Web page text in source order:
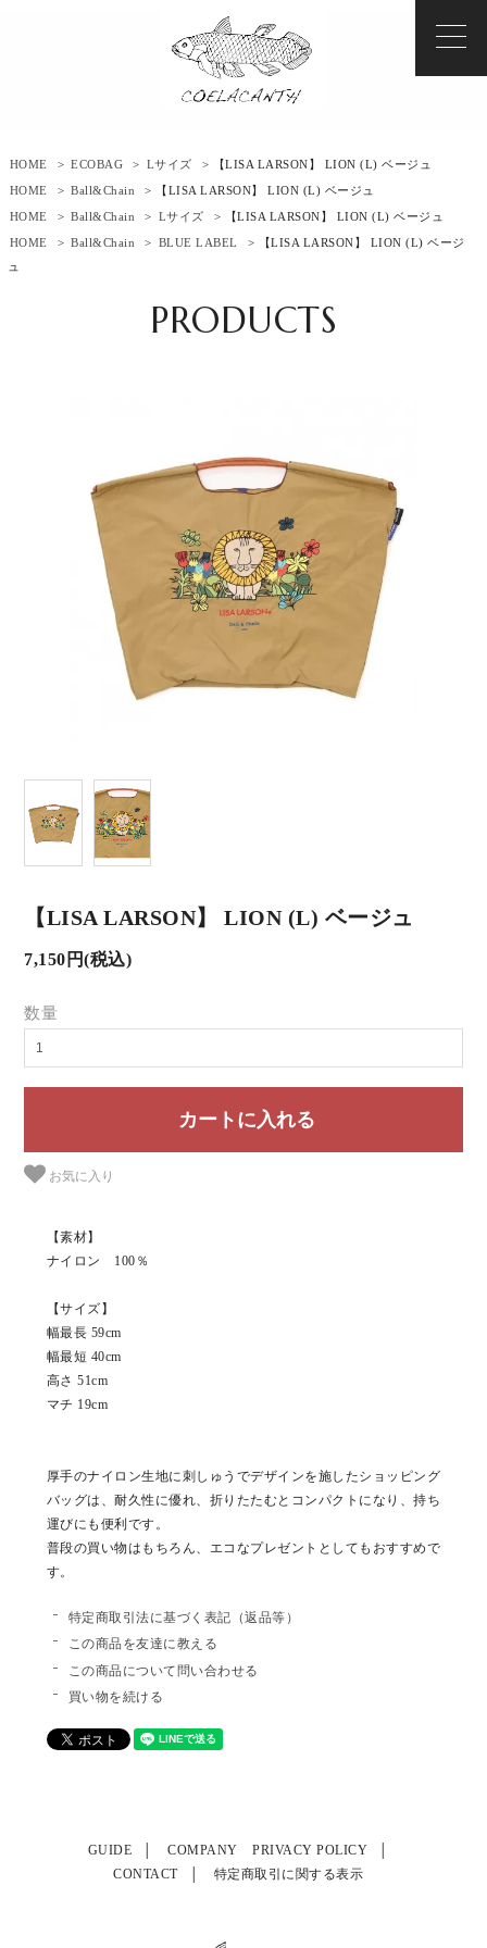
HOME > ECOBAG > Lサイズ
> 【LISA LARSON】 LION (L) ベージュ
HOME
> Ball&Chain
> 【LISA LARSON】 LION (L) ベージュ
HOME
> Ball&Chain > Lサイズ
> 【LISA LARSON】 LION (L) ベージュ
HOME
> Ball&Chain > BLUE LABEL
> 【LISA LARSON】 LION (L) ベージ
ュ
PRODUCTS
【LISA LARSON】 LION (L) ベージュ
7,150円(税込)
数量
お気に入り
【素材】
ナイロン 100％
【サイズ】
幅最長 59cm
幅最短 40cm
高さ 51cm
マチ 19cm
厚手のナイロン生地に刺しゅうでデザインを施したショッピング
バッグは、耐久性に優れ、折りたたむとコンパクトになり、持ち
運びにも便利です。
普段の買い物はもちろん、エコなプレゼントとしてもおすすめで
す。
特定商取引法に基づく表記（返品等）
この商品を友達に教える
この商品について問い合わせる
買い物を続ける
GUIDE COMPANY
PRIVACY POLICY
CONTACT
特定商取引に関する表示